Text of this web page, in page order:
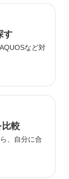
す
など対
比較
、自分に合